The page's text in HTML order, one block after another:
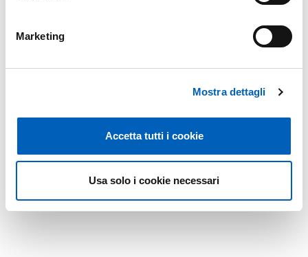
Marketing
Mostra dettagli
Accetta tutti i cookie
Usa solo i cookie necessari